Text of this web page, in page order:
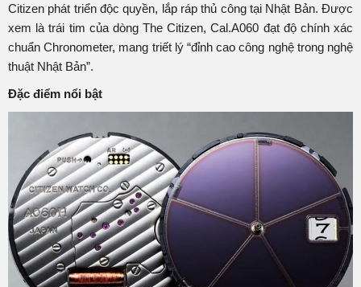
Citizen phát triển độc quyền, lắp ráp thủ công tại Nhật Bản. Được
xem là trái tim của dòng The Citizen, Cal.A060 đạt độ chính xác
chuẩn Chronometer, mang triết lý “đỉnh cao công nghệ trong nghệ
thuật Nhật Bản”.
Đặc điểm nổi bật